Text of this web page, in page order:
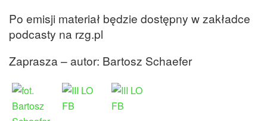
Po emisji materiał będzie dostępny w zakładce
podcasty na rzg.pl
Zaprasza – autor: Bartosz Schaefer